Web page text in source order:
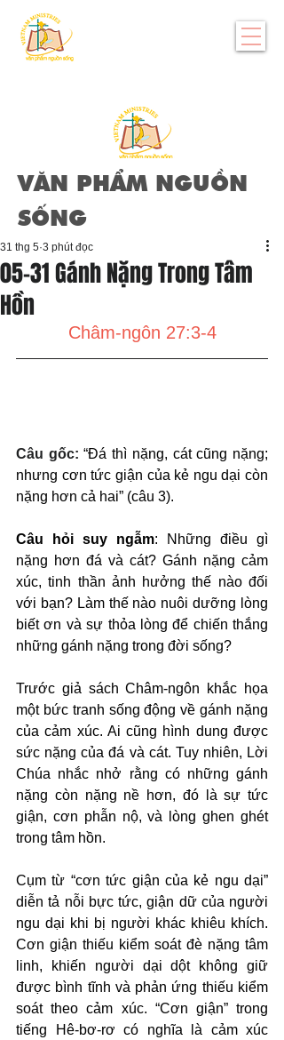
VĂN PHẨM NGUỒN
SỐNG
05-31 Gánh Nặng Trong Tâm
Hồn
31 thg 5 3 phút đọc
Châm-ngôn 27:3-4
Câu gốc: “Đá thì nặng, cát cũng nặng;
nhưng cơn tức giận của kẻ ngu dại còn
nặng hơn cả hai” (câu 3).
Câu hỏi suy ngẫm: Những điều gì
nặng hơn đá và cát? Gánh nặng cảm
xúc, tinh thần ảnh hưởng thế nào đối
với bạn? Làm thế nào nuôi dưỡng lòng
biết ơn và sự thỏa lòng để chiến thắng
những gánh nặng trong đời sống?
Trước giả sách Châm-ngôn khắc họa
một bức tranh sống động về gánh nặng
của cảm xúc. Ai cũng hình dung được
sức nặng của đá và cát. Tuy nhiên, Lời
Chúa nhắc nhở rằng có những gánh
nặng còn nặng nề hơn, đó là sự tức
giận, cơn phẫn nộ, và lòng ghen ghét
trong tâm hồn.
Cụm từ “cơn tức giận của kẻ ngu dại”
diễn tả nỗi bực tức, giận dữ của người
ngu dại khi bị người khác khiêu khích.
Cơn giận thiếu kiểm soát đè nặng tâm
linh, khiến người dại dột không giữ
được bình tĩnh và phản ứng thiếu kiểm
soát theo cảm xúc. “Cơn giận” trong
tiếng Hê-bơ-rơ có nghĩa là cảm xúc